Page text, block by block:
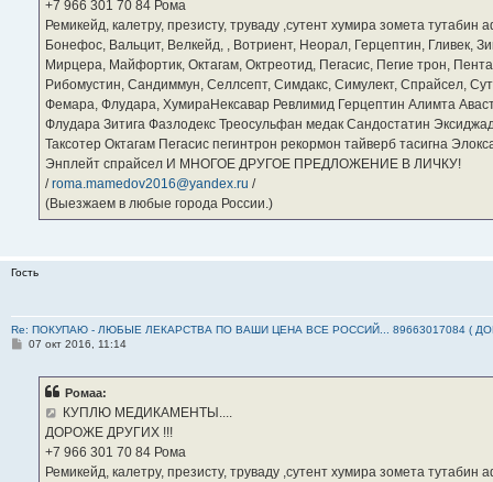
‪+7 966 301 70 84‬ Рома
Ремикейд, калетру, презисту, труваду ,сутент хумира зомета
Бонефос, Вальцит, Велкейд, , Вотриент, Неорал, Герцептин, Гливек,
Мирцера, Майфортик, Октагам, Октреотид, Пегасис, Пегие трон,
Рибомустин, Сандиммун, Селлсепт, Симдакс, Симулект, Спрайсел,
Фемара, Флудара, ХумираНексавар Ревлимид Герцептин Алимта
Флудара Зитига Фазлодекс Треосульфан медак Сандостатин
Таксотер Октагам Пегасис пегинтрон рекормон тайверб тасигна
Энплейт спрайсел И МНОГОЕ ДРУГОЕ ПРЕДЛОЖЕНИЕ В ЛИЧКУ!
/roma.mamedov2016@yandex.ru /
(Выезжаем в любые города России.)
Гость
Re: ПОКУПАЮ - ЛЮБЫЕ ЛЕКАРСТВА ПО ВАШИ ЦЕНА ВСЕ РОССИЙ... 89663017084 (
С07 окт 2016, 11:14
Ромаа:
КУПЛЮ МЕДИКАМЕНТЫ....
ДОРОЖЕ ДРУГИХ !!!
‪+7 966 301 70 84‬ Рома
Ремикейд, калетру, презисту, труваду ,сутент хумира зомета